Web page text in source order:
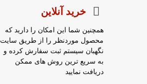
خرید آنلاین
همچنین شما این امکان را دارید که
محصول موردنظر را از طریق سایت
نگهبان سیستم ثبت سفارش کرده و
به سریع ترین روش های ممکن
دریافت نمایید